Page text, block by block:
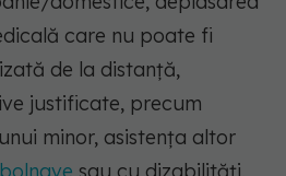
care nu poate fi
de la distanță,
justificate, precum
minor, asistența altor